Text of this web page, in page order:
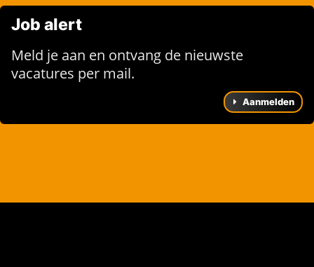
Job alert
Meld je aan en ontvang de nieuwste
vacatures per mail.
Aanmelden